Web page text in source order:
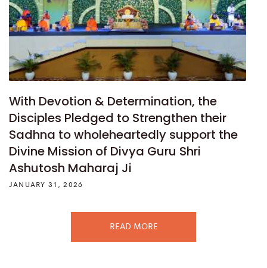
With Devotion & Determination, the
Disciples Pledged to Strengthen their
Sadhna to wholeheartedly support the
Divine Mission of Divya Guru Shri
Ashutosh Maharaj Ji
JANUARY 31, 2026
READ MORE